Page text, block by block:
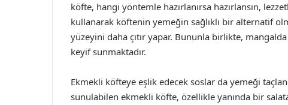
köfte, hangi yöntemle hazırlanırsa hazırlansın,
kullanarak köftenin yemeğin sağlıklı bir alternatif
yüzeyini daha çıtır yapar. Bununla birlikte,
keyif sunmaktadır.
Ekmekli köfteye eşlik edecek soslar da yemeği
sunulabilen ekmekli köfte, özellikle yanında bir